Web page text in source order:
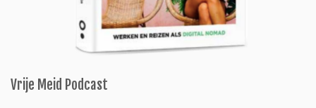
Vrije Meid Podcast